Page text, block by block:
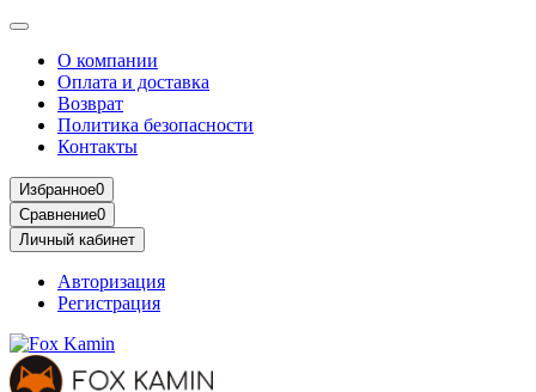
О компании
Оплата и доставка
Возврат
Политика безопасности
Контакты
Избранное0
Сравнение0
Личный кабинет
Авторизация
Регистрация